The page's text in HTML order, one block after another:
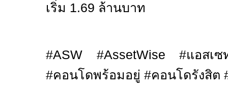
เริ่ม 1.69 ล้านบาท
#ASW #AssetWise #แอสเ
#คอนโดพร้อมอยู่ #คอนโดรังสิต